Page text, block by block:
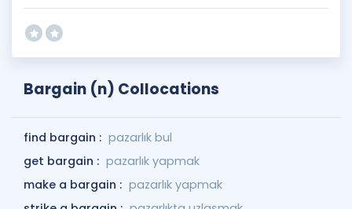
Bargain (n) Collocations
find bargain : pazarlık bul
get bargain : pazarlık yapmak
make a bargain : pazarlık yapmak